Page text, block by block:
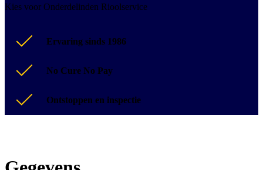
Kies voor Onderdelinden Rioolservice
Ervaring sinds 1986
No Cure No Pay
Ontstoppen en inspectie